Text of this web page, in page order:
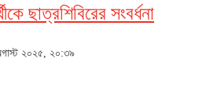
ছাত্রশিবিরের সংবর্ধনা
২০২৫, ২০:৩৯